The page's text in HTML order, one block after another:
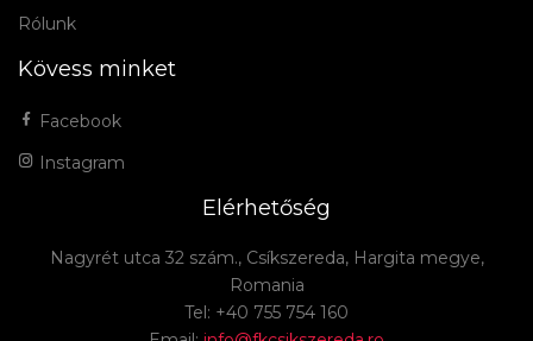
Rólunk
Kövess minket
Facebook
Instagram
Elérhetőség
Nagyrét utca 32 szám., Csíkszereda, Hargita megye,
Romania
Tel: +40 755 754 160